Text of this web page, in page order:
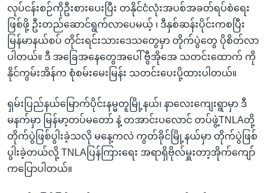
လုပ်ငန်းစဉ်ကိုဦးစားပေးပြီး တနိုင်ငံလုံးအပစ်အခတ်ရပ်စဲရေး
ဖြစ်ဖို့ ဦးတည်ဆောင်ရွက်လာပေမယ့် ၊ ဒီနှစ်ဆန်းပိုင်းကစပြီး
မြန်မာနယ်စပ် တိုင်းရင်းသားဒေသတွေမှာ တိုက်ပွဲတွေ ပိုစိတ်လာ
ပါတယ်။ ဒီ အခြေအနေတွေအပေါ် ဗွီအိုအေ သတင်းထောက် ကို
နိုင်ကွမ်းအိန်က စုံစမ်းမေးမြန်း သတင်းပေးပို့ထားပါတယ်။
ရှမ်းပြည်နယ်မြောက်ပိုင်းနမ္မတူမြို့နယ်၊ နာလေးကျေးရွာမှာ ဒီ
မနက်မှာ မြန်မာ့တပ်မတော် နဲ့ တအာင်းပလောင် တပ်ဖွဲ့TNLAတို့
တိုက်ပွဲဖြစ်ပွါးခဲ့သလို မနေ့ကလဲ ကွတ်ခိုင်မြို့နယ်မှာ တိုက်ပွဲဖြစ်
ပွါးခဲ့တယ်လို့ TNLAပြန်ကြားရေး အရာရှိဗိုလ်မှူးတာ့အိုက်ကျော်
ကပြောပါတယ်။